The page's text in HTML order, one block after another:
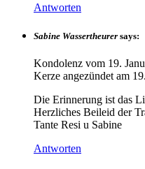
Antworten
Sabine Wassertheurer says:
Kondolenz vom 19.
Kerze angezündet am
Die Erinnerung ist das
Herzliches Beileid der
Tante Resi u Sabine
Antworten